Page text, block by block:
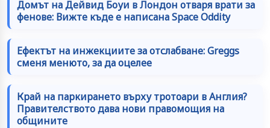
Домът на Дейвид Боуи в Лондон отваря врати за
фенове: Вижте къде е написана Space Oddity
Ефектът на инжекциите за отслабване: Greggs
сменя менюто, за да оцелее
Край на паркирането върху тротоари в Англия?
Правителството дава нови правомощия на
общините